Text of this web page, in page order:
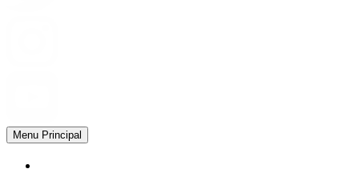
Menu Principal